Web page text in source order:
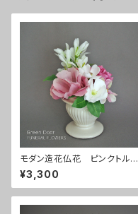
モダン造花仏花 ピンクトルコ
桔梗
¥3,300